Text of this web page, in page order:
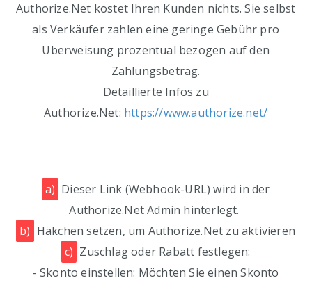
Authorize.Net kostet Ihren Kunden nichts. Sie selbst
als Verkäufer zahlen eine geringe Gebühr pro
Überweisung prozentual bezogen auf den
Zahlungsbetrag.
Detaillierte Infos zu
Authorize.Net: https://www.authorize.net/
a) Dieser Link (Webhook-URL) wird in der
Authorize.Net Admin hinterlegt.
b) Häkchen setzen, um Authorize.Net zu aktivieren
c) Zuschlag oder Rabatt festlegen:
- Skonto einstellen: Möchten Sie einen Skonto